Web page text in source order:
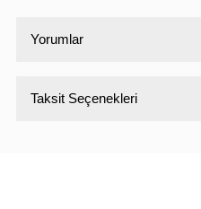
Yorumlar
Taksit Seçenekleri